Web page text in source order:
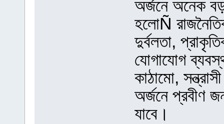
অর্জনে অনেক
হলোÑ
দুর্বলতা,
যোগাযোগ
কাঠামো,
অর্জনে প্রবীণ
যাবে।